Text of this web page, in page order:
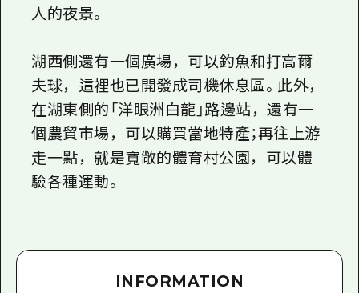
人的夜景。
湖西側還有一個廣場，可以釣魚和打高爾
夫球，這裡也已開發成司機休息區。此外，
在湖東側的「洋眼洲白龍」路邊站，還有一
個農貿市場，可以購買當地特產；再往上游
走一點，就是寬敞的體育村公園，可以體
驗各種運動。
INFORMATION